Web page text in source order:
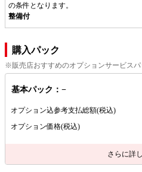
の条件となります。
整備付
購入パック
※販売店おすすめのオプションサービスパ
基本パック：−
オプション込参考支払総額(税込)
オプション価格(税込)
さらに詳